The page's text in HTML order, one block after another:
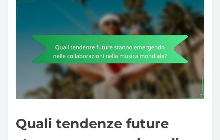
Quali tendenze future